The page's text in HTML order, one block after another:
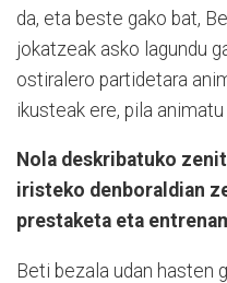
da, eta beste gako bat,
jokatzeak asko lagundu
ostiralero partidetara
ikusteak ere, pila animatu
Nola deskribatuko
iristeko denboraldian
prestaketa eta
Beti bezala udan hasten